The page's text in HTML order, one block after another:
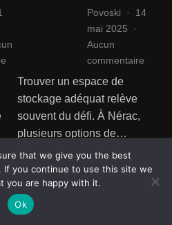
sur
L’Importance
Vêtements
de
Protection
au
Travail
Povoski
14
mai 2025
Aucun
commentaire
à
Nérac
Trouver un espace de
stockage adéquat relève
souvent du défi. À Nérac,
plusieurs options de…
Voir article complet
that we give you the best
you continue to use this site we
you are happy with it.
Ok